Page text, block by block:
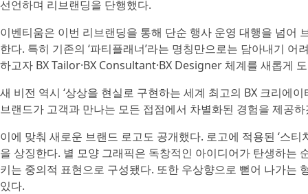
선언하며 리브랜딩을 단행했다.
이벤티움은 이번 리브랜딩을 통해 단순 행사 운영 대행을 넘어
한다. 특히 기존의 ‘파티플래너’라는 명칭만으로는 담아내기
하고자 BX Tailor·BX Consultant·BX Designer 체계를 새롭게
새 비전 역시 ‘상상을 현실로 구현하는 세계 최고의 BX 크리에
브랜드가 고객과 만나는 모든 접점에서 차별화된 경험을 제공
이에 맞춰 새로운 브랜드 로고도 공개했다. 로고에 적용된 ‘스
을 상징한다. 별 모양 그래픽은 독창적인 아이디어가 탄생하는
키는 중의적 표현으로 구성됐다. 또한 우상향으로 뻗어 나가는
있다.